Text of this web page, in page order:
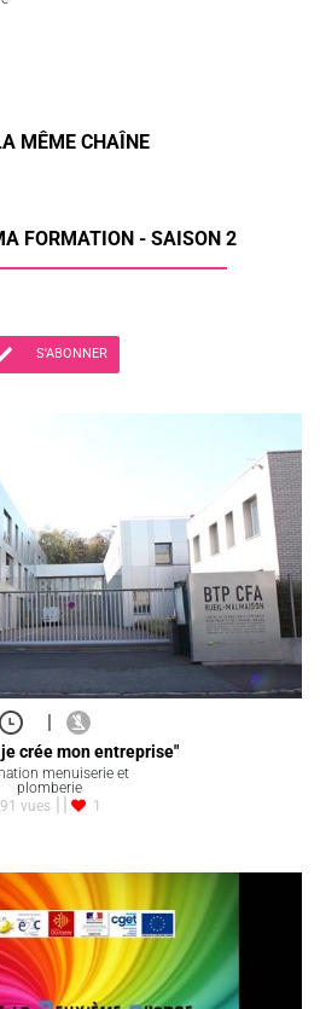
MÊME CHAÎNE
FORMATION - SAISON 2
S'ABONNER
|
je crée mon entreprise"
menuiserie et
plomberie
vues
1